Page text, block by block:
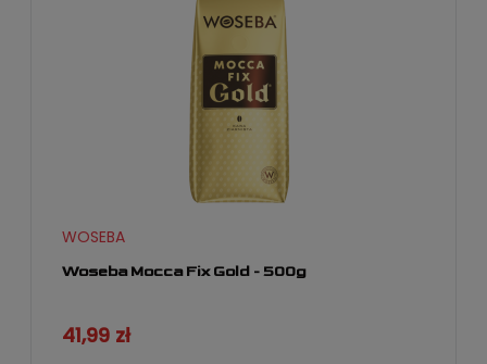
Woseba Mocca Fix Gold - 500g
WOSEBA
41,99 zł